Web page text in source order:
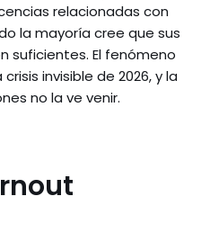
relacionadas con
la mayoría cree que sus
suficientes. El fenómeno
invisible de 2026, y la
no la ve venir.